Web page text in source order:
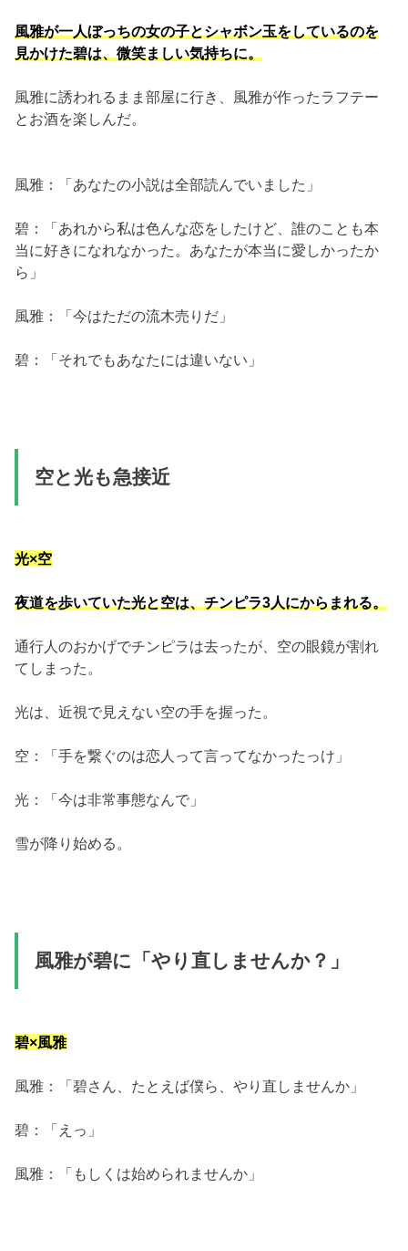
風雅が一人ぼっちの女の子とシャボン玉をしているのを
見かけた碧は、微笑ましい気持ちに。
風雅に誘われるまま部屋に行き、風雅が作ったラフテー
とお酒を楽しんだ。
風雅：「あなたの小説は全部読んでいました」
碧：「あれから私は色んな恋をしたけど、誰のことも本
当に好きになれなかった。あなたが本当に愛しかったか
ら」
風雅：「今はただの流木売りだ」
碧：「それでもあなたには違いない」
空と光も急接近
光×空
夜道を歩いていた光と空は、チンピラ3人にからまれる。
通行人のおかげでチンピラは去ったが、空の眼鏡が割れ
てしまった。
光は、近視で見えない空の手を握った。
空：「手を繋ぐのは恋人って言ってなかったっけ」
光：「今は非常事態なんで」
雪が降り始める。
風雅が碧に「やり直しませんか？」
碧×風雅
風雅：「碧さん、たとえば僕ら、やり直しませんか」
碧：「えっ」
風雅：「もしくは始められませんか」